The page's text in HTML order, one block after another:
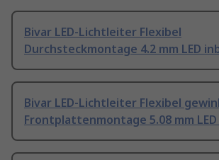
Bivar LED-Lichtleiter Flexibel
Durchsteckmontage 4.2 mm LED
Bivar LED-Lichtleiter Flexibel
Frontplattenmontage 5.08 mm